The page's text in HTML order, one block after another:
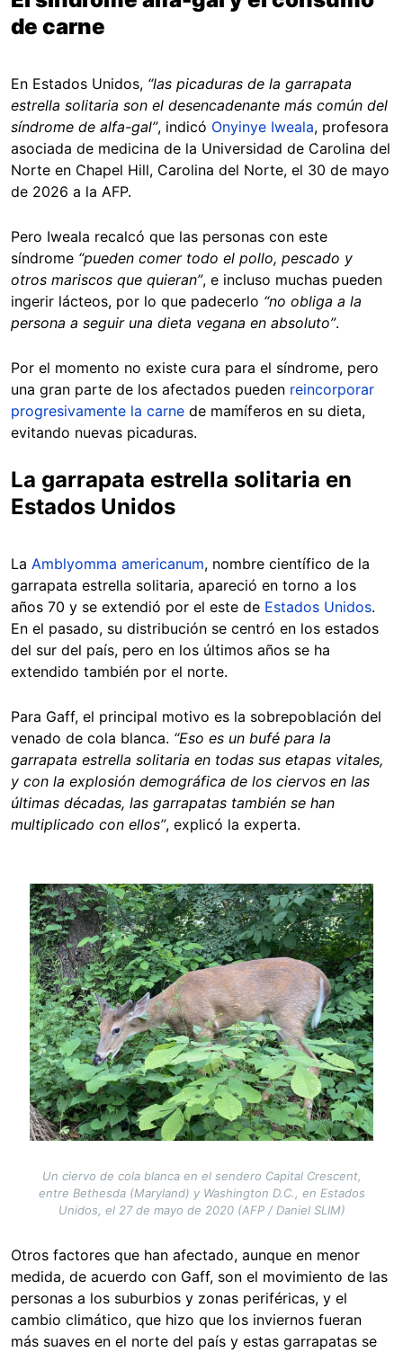
de carne
En Estados Unidos, “las picaduras de la garrapata
estrella solitaria son el desencadenante más común del
síndrome de alfa-gal”, indicó Onyinye Iweala, profesora
asociada de medicina de la Universidad de Carolina del
Norte en Chapel Hill, Carolina del Norte, el 30 de mayo
de 2026 a la AFP.
Pero Iweala recalcó que las personas con este
síndrome “pueden comer todo el pollo, pescado y
otros mariscos que quieran”, e incluso muchas pueden
ingerir lácteos, por lo que padecerlo “no obliga a la
persona a seguir una dieta vegana en absoluto”.
Por el momento no existe cura para el síndrome, pero
una gran parte de los afectados pueden reincorporar
progresivamente la carne de mamíferos en su dieta,
evitando nuevas picaduras.
La garrapata estrella solitaria en
Estados Unidos
La Amblyomma americanum, nombre científico de la
garrapata estrella solitaria, apareció en torno a los
años 70 y se extendió por el este de Estados Unidos.
En el pasado, su distribución se centró en los estados
del sur del país, pero en los últimos años se ha
extendido también por el norte.
Para Gaff, el principal motivo es la sobrepoblación del
venado de cola blanca. “Eso es un bufé para la
garrapata estrella solitaria en todas sus etapas vitales,
y con la explosión demográfica de los ciervos en las
últimas décadas, las garrapatas también se han
multiplicado con ellos”, explicó la experta.
Image
Un ciervo de cola blanca en el sendero Capital Crescent,
entre Bethesda (Maryland) y Washington D.C., en Estados
Unidos, el 27 de mayo de 2020 (AFP / Daniel SLIM)
Otros factores que han afectado, aunque en menor
medida, de acuerdo con Gaff, son el movimiento de las
personas a los suburbios y zonas periféricas, y el
cambio climático, que hizo que los inviernos fueran
más suaves en el norte del país y estas garrapatas se